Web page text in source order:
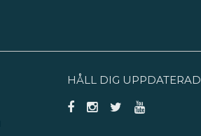
HÅLL DIG UPPDATERAD